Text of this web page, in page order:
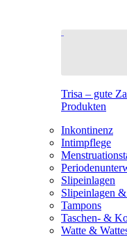
Trisa – gute
Produkten
Inkontinenz
Intimpflege
Slipeinlagen
Slipeinlagen
Tampons
Taschen- &
Watte &